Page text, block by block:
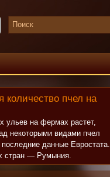
количество пчел на
ульев на фермах растет,
некоторыми видами пчел
данные Евростата.
стран — Румыния.